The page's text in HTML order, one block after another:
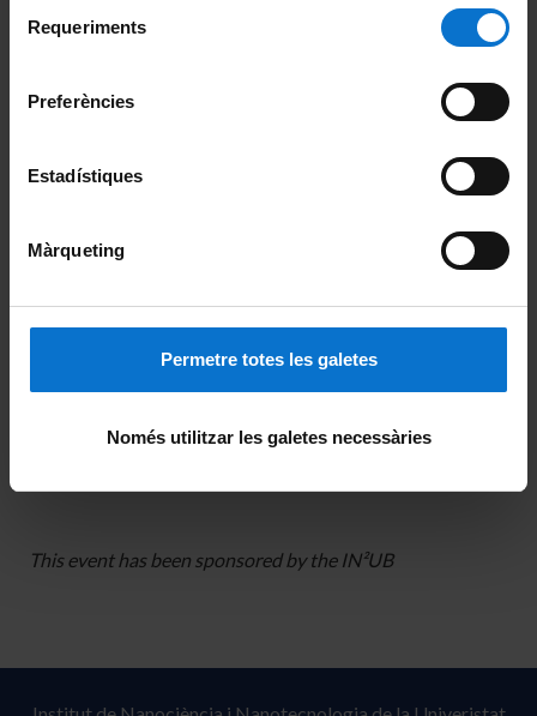
consultar laPolítica de galetes del lloc web de la
Requeriments
Preferències
Estadístiques
Màrqueting
Permetre totes les galetes
Només utilitzar les galetes necessàries
microscopy techniques. Reputed international speakers
and researchers from ELECMI, working at the forefront of
technical and methodological developments in the field,
will present their latest results aiming to illustrate the
tool for both materials and soft matter characterisation at
Registration Deadline: 10/10/2022
This event has been sponsored by the IN²UB